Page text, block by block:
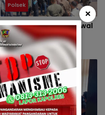
Polsek
Polsek Padaherang Kawal
Aspirasi Warga
Maruyungsari dalam
Audiensi Penanganan
Banjir di BBWS Citanduy
Polsek
×